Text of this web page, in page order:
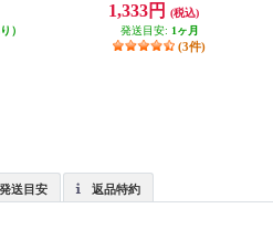
）
1,333円
(税込)
発送目安: 1ヶ月
(3件)
発送目安 返品特約